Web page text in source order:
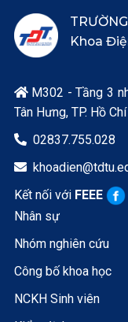
Khoa
M302 - Tầng 3
Tân Hưng, TP. Hồ
 02837.755.028

Kết nối với FEEE
Nhân sự
Nhóm nghiên cứu
Công bố khoa học
NCKH Sinh viên